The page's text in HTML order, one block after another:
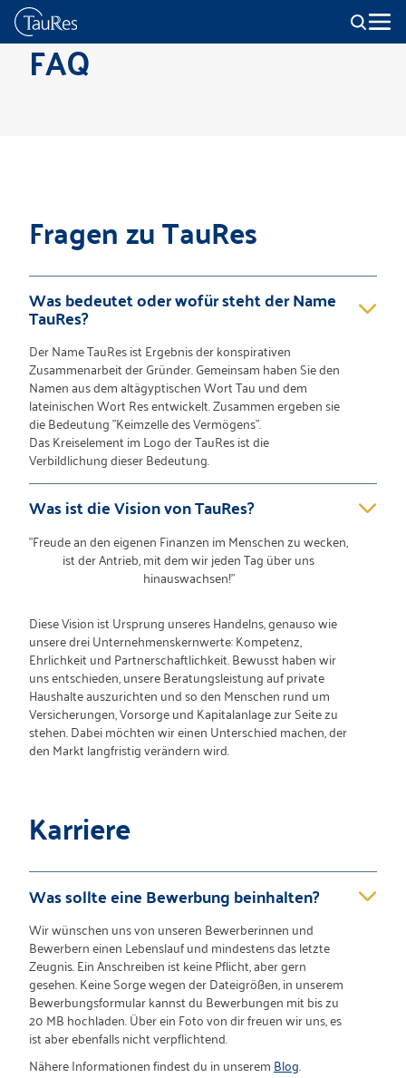
FAQ
Fragen zu TauRes
Was bedeutet oder wofür steht der Name
TauRes?
Der Name TauRes ist Ergebnis der konspirativen
Zusammenarbeit der Gründer. Gemeinsam haben Sie den
Namen aus dem altägyptischen Wort Tau und dem
lateinischen Wort Res entwickelt. Zusammen ergeben sie
die Bedeutung "Keimzelle des Vermögens".
Das Kreiselement im Logo der TauRes ist die
Verbildlichung dieser Bedeutung.
Was ist die Vision von TauRes?
"Freude an den eigenen Finanzen im Menschen zu wecken,
ist der Antrieb, mit dem wir jeden Tag über uns
hinauswachsen!"
Diese Vision ist Ursprung unseres Handelns, genauso wie
unsere drei Unternehmenskernwerte: Kompetenz,
Ehrlichkeit und Partnerschaftlichkeit. Bewusst haben wir
uns entschieden, unsere Beratungsleistung auf private
Haushalte auszurichten und so den Menschen rund um
Versicherungen, Vorsorge und Kapitalanlage zur Seite zu
stehen. Dabei möchten wir einen Unterschied machen, der
den Markt langfristig verändern wird.
Karriere
Was sollte eine Bewerbung beinhalten?
Wir wünschen uns von unseren Bewerberinnen und
Bewerbern einen Lebenslauf und mindestens das letzte
Zeugnis. Ein Anschreiben ist keine Pflicht, aber gern
gesehen. Keine Sorge wegen der Dateigrößen, in unserem
Bewerbungsformular kannst du Bewerbungen mit bis zu
20 MB hochladen. Über ein Foto von dir freuen wir uns, es
ist aber ebenfalls nicht verpflichtend.
Nähere Informationen findest du in unserem Blog.